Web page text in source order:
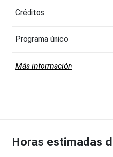
Créditos
Programa único
Más información
Horas estimadas